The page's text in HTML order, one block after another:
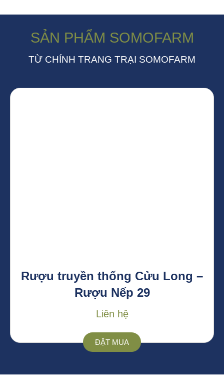
SẢN PHẨM SOMOFARM
TỪ CHÍNH TRANG TRẠI SOMOFARM
Rượu truyền thống Cửu Long –
Rượu Nếp 29
Liên hệ
ĐẶT MUA